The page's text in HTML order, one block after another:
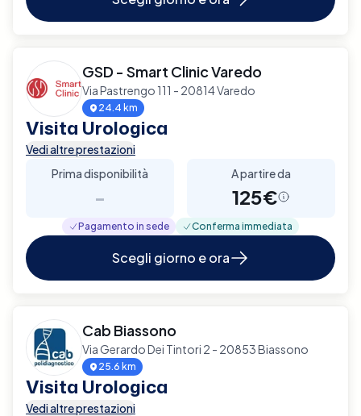
GSD - Smart Clinic Varedo
Via Pastrengo 111 - 20814 Varedo
24.4 km
Visita Urologica
Vedi altre prestazioni
Prima disponibilità
-
A partire da
125€
Pagamento in sede Conferma immediata
Scegli giorno e ora
Cab Biassono
Via Gerardo Dei Tintori 2 - 20853 Biassono
25.6 km
Visita Urologica
Vedi altre prestazioni